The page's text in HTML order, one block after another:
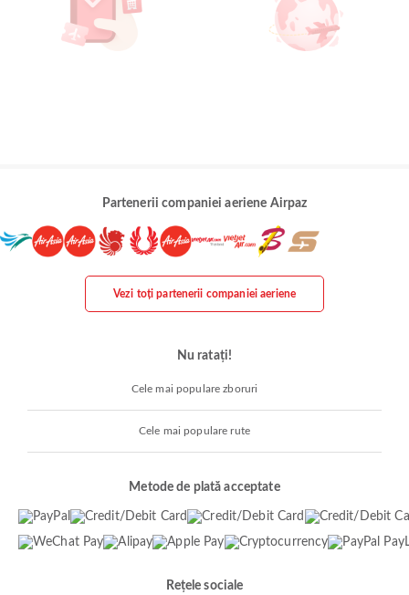
Partenerii companiei aeriene Airpaz
Vezi toți partenerii companiei aeriene
Nu ratați!
Cele mai populare zboruri
Cele mai populare rute
Metode de plată acceptate
Rețele sociale